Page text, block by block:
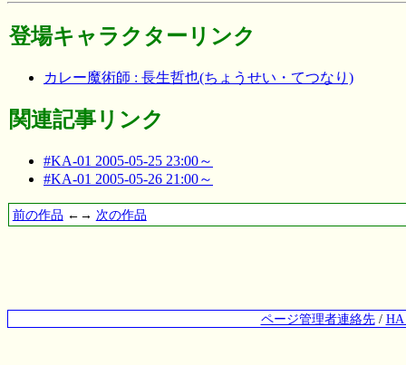
登場キャラクターリンク
カレー魔術師 : 長生哲也(ちょうせい・てつなり)
関連記事リンク
#KA-01 2005-05-25 23:00～
#KA-01 2005-05-26 21:00～
前の作品 ←→ 次の作品
ページ管理者連絡先/ HA